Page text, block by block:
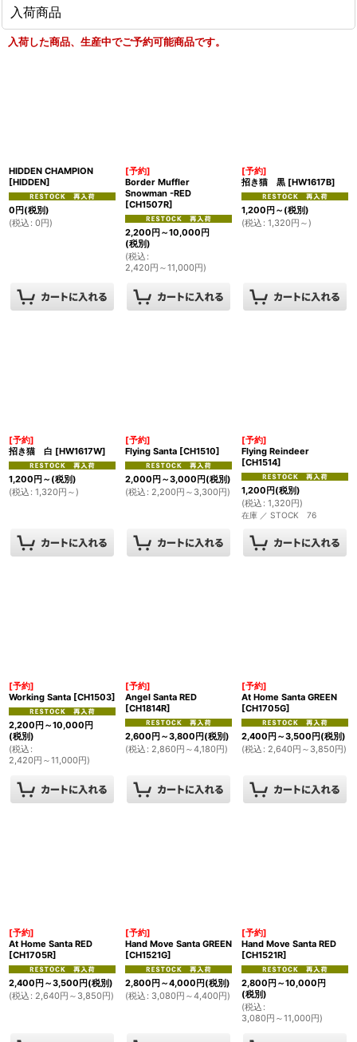
入荷商品
入荷した商品、生産中でご予約可能商品です。
HIDDEN CHAMPION
[HIDDEN]
0 円 (税別)
(税込 : 0円)
[予約]
Border Muffler
Snowman -RED
[CH1507R]
2,200 円 ～10,000 円
(税別)
(税込 :
2,420円 ～11,000円)
[予約]
招き猫 黒 [HW1617B]
1,200 円 ～ (税別)
(税込 : 1,320円 ～ )
[予約]
招き猫 白 [HW1617W]
1,200 円 ～ (税別)
(税込 : 1,320円 ～ )
[予約]
Flying Santa [CH1510]
2,000 円 ～3,000 円 (税別)
(税込 : 2,200円 ～3,300円)
[予約]
Flying Reindeer
[CH1514]
1,200 円 (税別)
(税込 : 1,320円)
在庫 ／ STOCK 76
[予約]
Working Santa [CH1503]
2,200 円 ～10,000 円
(税別)
(税込 :
2,420円 ～11,000円)
[予約]
Angel Santa RED
[CH1814R]
2,600 円 ～3,800 円 (税別)
(税込 : 2,860円 ～4,180円)
[予約]
At Home Santa GREEN
[CH1705G]
2,400 円 ～3,500 円 (税別)
(税込 : 2,640円 ～3,850円)
[予約]
At Home Santa RED
[CH1705R]
2,400 円 ～3,500 円 (税別)
(税込 : 2,640円 ～3,850円)
[予約]
Hand Move Santa GREEN
[CH1521G]
2,800 円 ～4,000 円 (税別)
(税込 : 3,080円 ～4,400円)
[予約]
Hand Move Santa RED
[CH1521R]
2,800 円 ～10,000 円
(税別)
(税込 :
3,080円 ～11,000円)